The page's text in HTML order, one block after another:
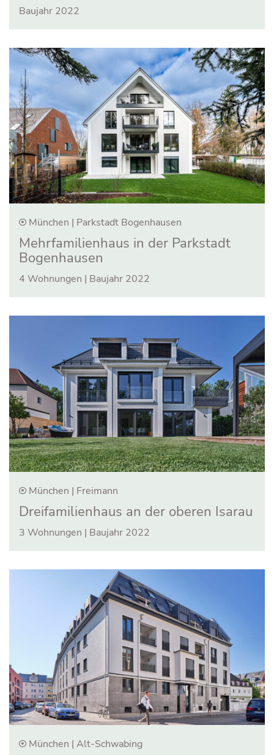
Baujahr 2022
München | Parkstadt Bogenhausen
Mehrfamilien­haus in der Parkstadt
Bogen­hausen
4 Wohnungen | Baujahr 2022
München | Freimann
Dreifamilienhaus an der oberen Isarau
3 Wohnungen | Baujahr 2022
München | Alt-Schwabing